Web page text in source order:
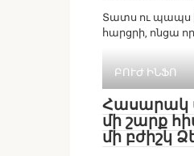
Տատս ու պապս
հարցրի, ոնցա
ԲՈՒԺ ԻՆՖՈ
Հասարակ
մի շարք
մի բժիշկ